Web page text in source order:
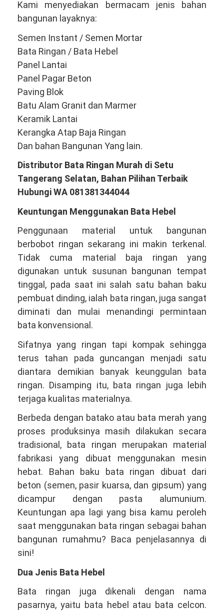
Kami menyediakan bermacam jenis bahan
bangunan layaknya:
Semen Instant / Semen Mortar
Bata Ringan / Bata Hebel
Panel Lantai
Panel Pagar Beton
Paving Blok
Batu Alam Granit dan Marmer
Keramik Lantai
Kerangka Atap Baja Ringan
Dan bahan Bangunan Yang lain.
Distributor Bata Ringan Murah di Setu
Tangerang Selatan, Bahan Pilihan Terbaik
Hubungi WA 081381344044
Keuntungan Menggunakan Bata Hebel
Penggunaan material untuk bangunan
berbobot ringan sekarang ini makin terkenal.
Tidak cuma material baja ringan yang
digunakan untuk susunan bangunan tempat
tinggal, pada saat ini salah satu bahan baku
pembuat dinding, ialah bata ringan, juga sangat
diminati dan mulai menandingi permintaan
bata konvensional.
Sifatnya yang ringan tapi kompak sehingga
terus tahan pada guncangan menjadi satu
diantara demikian banyak keunggulan bata
ringan. Disamping itu, bata ringan juga lebih
terjaga kualitas materialnya.
Berbeda dengan batako atau bata merah yang
proses produksinya masih dilakukan secara
tradisional, bata ringan merupakan material
fabrikasi yang dibuat menggunakan mesin
hebat. Bahan baku bata ringan dibuat dari
beton (semen, pasir kuarsa, dan gipsum) yang
dicampur dengan pasta alumunium.
Keuntungan apa lagi yang bisa kamu peroleh
saat menggunakan bata ringan sebagai bahan
bangunan rumahmu? Baca penjelasannya di
sini!
Dua Jenis Bata Hebel
Bata ringan juga dikenali dengan nama
pasarnya, yaitu bata hebel atau bata celcon.